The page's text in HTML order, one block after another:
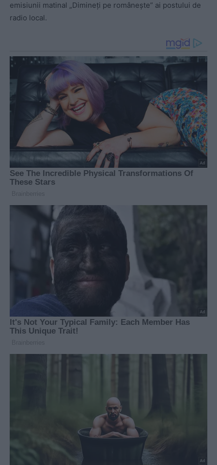
emisiunii matinal „Dimineți pe românește” ai postului de
radio local.